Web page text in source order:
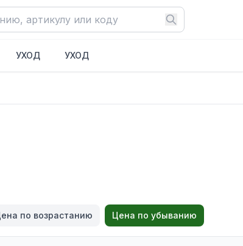
УХОД УХОД
по возрастанию Цена по убыванию